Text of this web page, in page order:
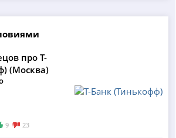
про Т-
(Москва)
9 23